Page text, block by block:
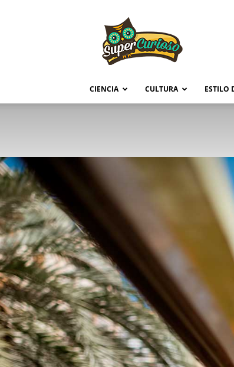
CIENCIA CULTURA ESTILO